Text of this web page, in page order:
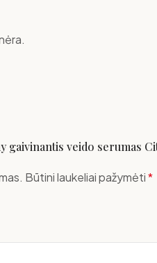
gaivinantis veido serumas
Būtini laukeliai pažymėti*